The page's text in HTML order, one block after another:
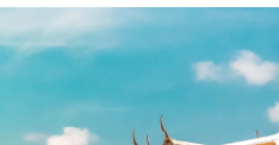
Verwalten von
HR-Aufgaben
für wachsende
Währungen und
Freelancer:innen